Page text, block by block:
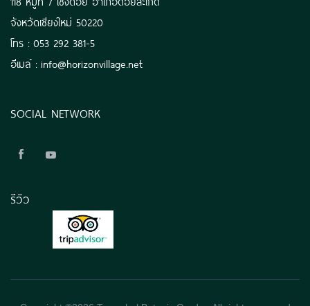
จังหวัดเชียงใหม่ 50220
โทร : 053 292 381-5
อีเมล์ : info@horizonvillage.net
SOCIAL NETWORK
รีวิว